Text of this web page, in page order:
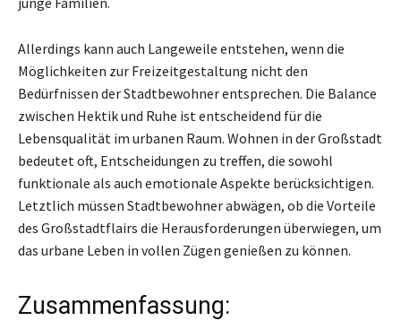
Allerdings kann auch Langeweile entstehen, wenn die
Möglichkeiten zur Freizeitgestaltung nicht den
Bedürfnissen der Stadtbewohner entsprechen. Die Balance
zwischen Hektik und Ruhe ist entscheidend für die
Lebensqualität im urbanen Raum. Wohnen in der Großstadt
bedeutet oft, Entscheidungen zu treffen, die sowohl
funktionale als auch emotionale Aspekte berücksichtigen.
Letztlich müssen Stadtbewohner abwägen, ob die Vorteile
des Großstadtflairs die Herausforderungen überwiegen, um
das urbane Leben in vollen Zügen genießen zu können.
Zusammenfassung: